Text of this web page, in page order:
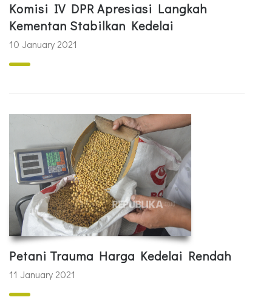
Komisi IV DPR Apresiasi Langkah
Kementan Stabilkan Kedelai
10 January 2021
Petani Trauma Harga Kedelai Rendah
11 January 2021